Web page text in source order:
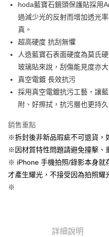
AFTEE先享後付
相關說明
【關於「AFTEE先享後付」】
AFTEE先享後付是「在收到商品之
１．簡單：不需註冊會員、不需綁
２．便利：只要手機號碼，簡訊認證
３．安心：先確認商品／服務後，再
【「AFTEE先享後付」結帳流程】
１．於結帳方式選擇「AFTEE先享
２．訂單成立數日內，您將收到繳費
３．收到繳費通知簡訊後14天內，
ATM／網路銀行／等多元方式進行
※ 請注意：結帳手續完成當下不需
後付繳納相關費用。
※ 交易是否成功請以「AFTEE先享
是否繳費成功／繳費後需取消欲退
易，需依本服務之必要範圍內提供
ATM付款
運送方式
全家取貨付款
每筆NT$60，滿NT$499(含以上
每筆NT$60，滿NT$499(含以上)
7-11取貨付款
付款後7-11取貨
每筆NT$60，滿NT$499(含以上)
hoda藍寶石鏡頭保護貼採用
過減少光的反射而增加透光
真。
超高硬度 抗刮無懼
人造藍寶石表面硬度為莫氏
玻璃貼來說，刮傷能見度亦大
真空電鍍 長效抗污
採用真空電鍍抗污工藝，讓
附、好擦拭，抗污層也更持久
銷售重點
※拆封後非新品瑕疵不可退貨，
※因材質特性問題請避免撞擊、
※ iPhone 手機拍照/錄影本身就
才產生耀光，不接受因為拍照
※
詳細說明